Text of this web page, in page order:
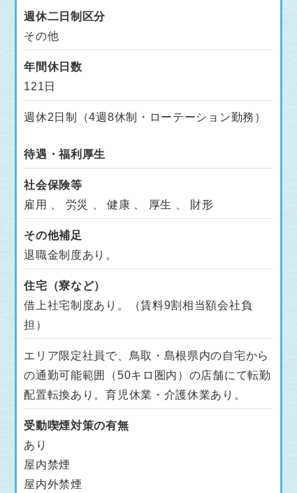
週休二日制区分
その他
年間休日数
121日
週休2日制（4週8休制・ローテーション勤務）
待遇・福利厚生
社会保険等
雇用 、 労災 、 健康 、 厚生 、 財形
その他補足
退職金制度あり。
住宅（寮など）
借上社宅制度あり。（賃料9割相当額会社負
担）
エリア限定社員で、鳥取・島根県内の自宅から
の通勤可能範囲（50キロ圏内）の店舗にて転勤
配置転換あり。育児休業・介護休業あり。
受動喫煙対策の有無
あり
屋内禁煙
屋内外禁煙